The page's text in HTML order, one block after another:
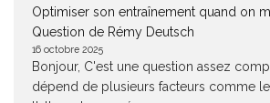
Optimiser son entraînement quand on
Question de Rémy Deutsch
16 octobre 2025
Bonjour, C'est une question assez
dépend de plusieurs facteurs comme